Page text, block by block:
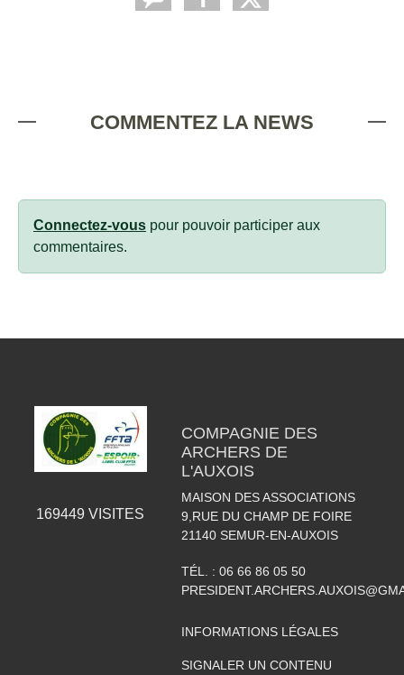
COMMENTEZ LA NEWS
Connectez-vous pour pouvoir participer aux
commentaires.
169449 VISITES
COMPAGNIE DES
ARCHERS DE
L'AUXOIS
MAISON DES ASSOCIATIONS
9,RUE DU CHAMP DE FOIRE
21140 SEMUR-EN-AUXOIS
TÉL. : 06 66 86 05 50
INFORMATIONS LÉGALES
SIGNALER UN CONTENU